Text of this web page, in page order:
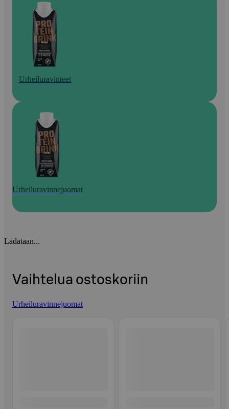
Urheiluravinteet
Urheiluravinnejuomat
Ladataan...
Vaihtelua ostoskoriin
Urheiluravinnejuomat